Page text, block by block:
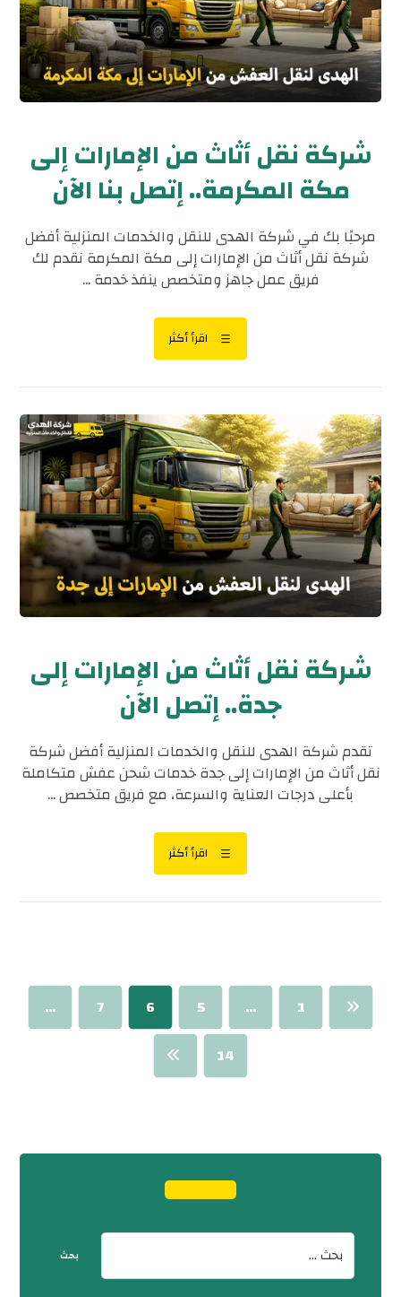
شركة نقل أثاث من الإمارات إلى
مكة المكرمة.. إتصل بنا الآن
مرحبًا بك في شركة الهدى للنقل والخدمات المنزلية أفضل
شركة نقل أثاث من الإمارات إلى مكة المكرمة نقدم لك
فريق عمل جاهز ومتخصص ينفذ خدمة ...
اقرأ أكثر
شركة نقل أثاث من الإمارات إلى
جدة.. إتصل الآن
تقدم شركة الهدى للنقل والخدمات المنزلية أفضل شركة
نقل أثاث من الإمارات إلى جدة خدمات شحن عفش متكاملة
بأعلى درجات العناية والسرعة، مع فريق متخصص ...
اقرأ أكثر
1
…
5
6
7
…
14